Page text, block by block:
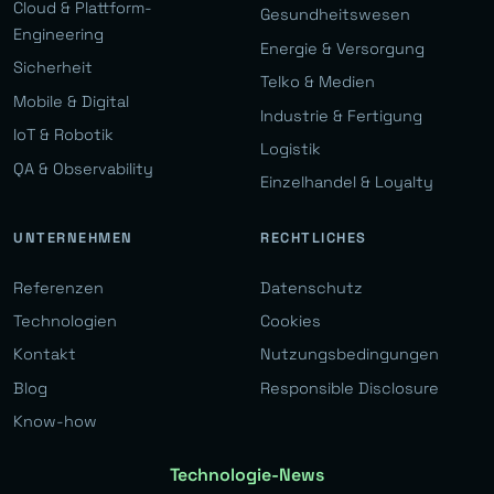
Cloud & Plattform-
Engineering
Sicherheit
Mobile & Digital
IoT & Robotik
QA & Observability
Gesundheitswesen
Energie & Versorgung
Telko & Medien
Industrie & Fertigung
Logistik
Einzelhandel & Loyalty
UNTERNEHMEN
Referenzen
Technologien
Kontakt
Blog
Know-how
RECHTLICHES
Datenschutz
Cookies
Nutzungsbedingungen
Responsible Disclosure
Technologie-News